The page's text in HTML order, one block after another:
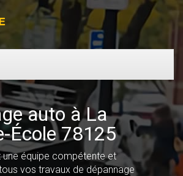
auto à La
École 78125
une équipe compétente et
vos travaux de dépannage